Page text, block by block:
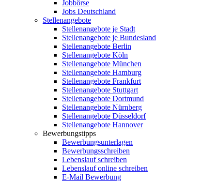
Jobbörse
Jobs Deutschland
Stellenangebote
Stellenangebote je Stadt
Stellenangebote je Bundesland
Stellenangebote Berlin
Stellenangebote Köln
Stellenangebote München
Stellenangebote Hamburg
Stellenangebote Frankfurt
Stellenangebote Stuttgart
Stellenangebote Dortmund
Stellenangebote Nürnberg
Stellenangebote Düsseldorf
Stellenangebote Hannover
Bewerbungstipps
Bewerbungsunterlagen
Bewerbungsschreiben
Lebenslauf schreiben
Lebenslauf online schreiben
E-Mail Bewerbung